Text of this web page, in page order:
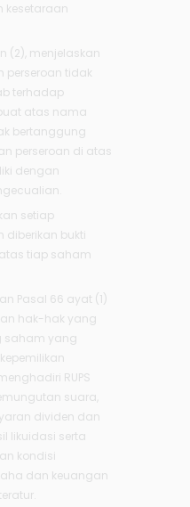
kesetaraan
(2), menjelaskan
perseroan tidak
terhadap
atas nama
bertanggung
perseroan di atas
dengan
setiap
bukti
tiap saham
Pasal 66 ayat (1)
hak-hak yang
saham yang
RUPS
suara,
dividen dan
likuidasi serta
kondisi
dan keuangan